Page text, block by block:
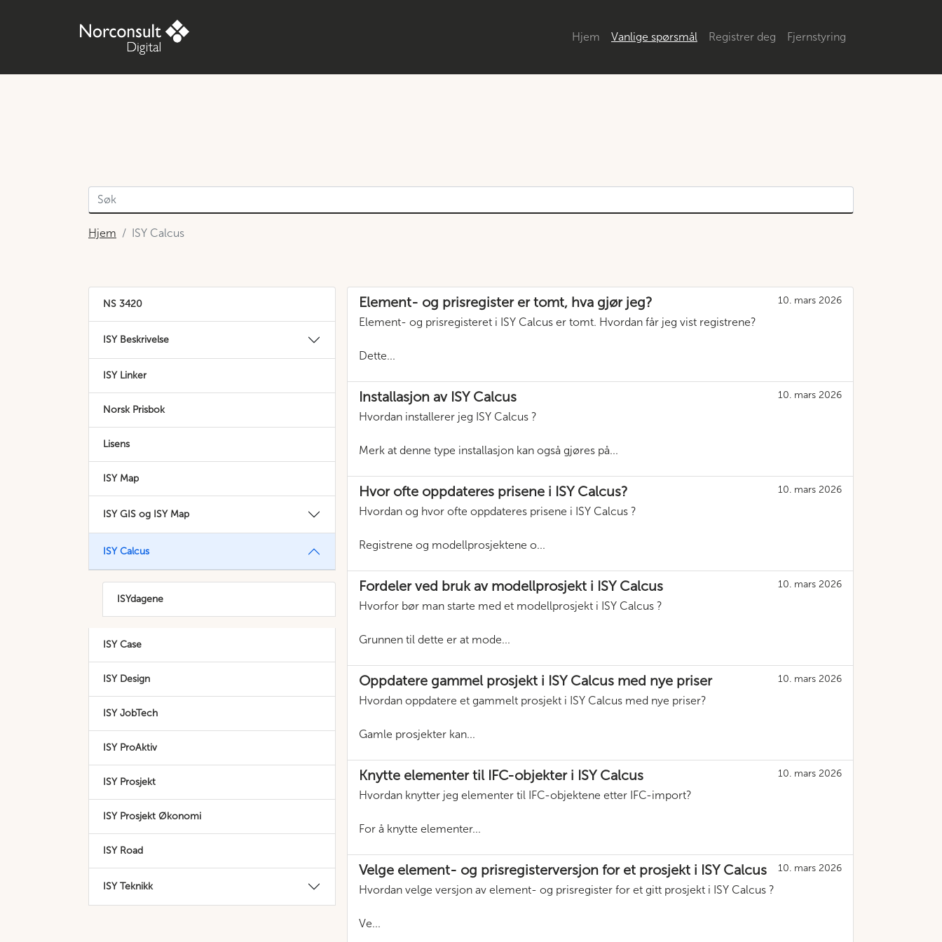
Hjem Vanlige spørsmål Registrer deg Fjernstyring
Hjem ISY Calcus
NS 3420
ISY Beskrivelse
ISY Linker
Norsk Prisbok
Lisens
ISY Map
ISY GIS og ISY Map
ISY Calcus
ISYdagene
ISY Case
ISY Design
ISY JobTech
ISY ProAktiv
ISY Prosjekt
ISY Prosjekt Økonomi
ISY Road
ISY Teknikk
Element- og prisregister er tomt, hva gjør jeg? 10. mars 2026
Element- og prisregisteret i ISY Calcus er tomt. Hvordan får jeg vist registrene?
Dette...
Installasjon av ISY Calcus 10. mars 2026
Hvordan installerer jeg ISY Calcus ?
Merk at denne type installasjon kan også gjøres på...
Hvor ofte oppdateres prisene i ISY Calcus? 10. mars 2026
Hvordan og hvor ofte oppdateres prisene i ISY Calcus ?
Registrene og modellprosjektene o...
Fordeler ved bruk av modellprosjekt i ISY Calcus 10. mars 2026
Hvorfor bør man starte med et modellprosjekt i ISY Calcus ?
Grunnen til dette er at mode...
Oppdatere gammel prosjekt i ISY Calcus med nye priser 10. mars 2026
Hvordan oppdatere et gammelt prosjekt i ISY Calcus med nye priser?
Gamle prosjekter kan...
Knytte elementer til IFC-objekter i ISY Calcus 10. mars 2026
Hvordan knytter jeg elementer til IFC-objektene etter IFC-import?
For å knytte elementer...
Velge element- og prisregisterversjon for et prosjekt i ISY Calcus 10. mars 2026
Hvordan velge versjon av element- og prisregister for et gitt prosjekt i ISY Calcus ?
Ve...